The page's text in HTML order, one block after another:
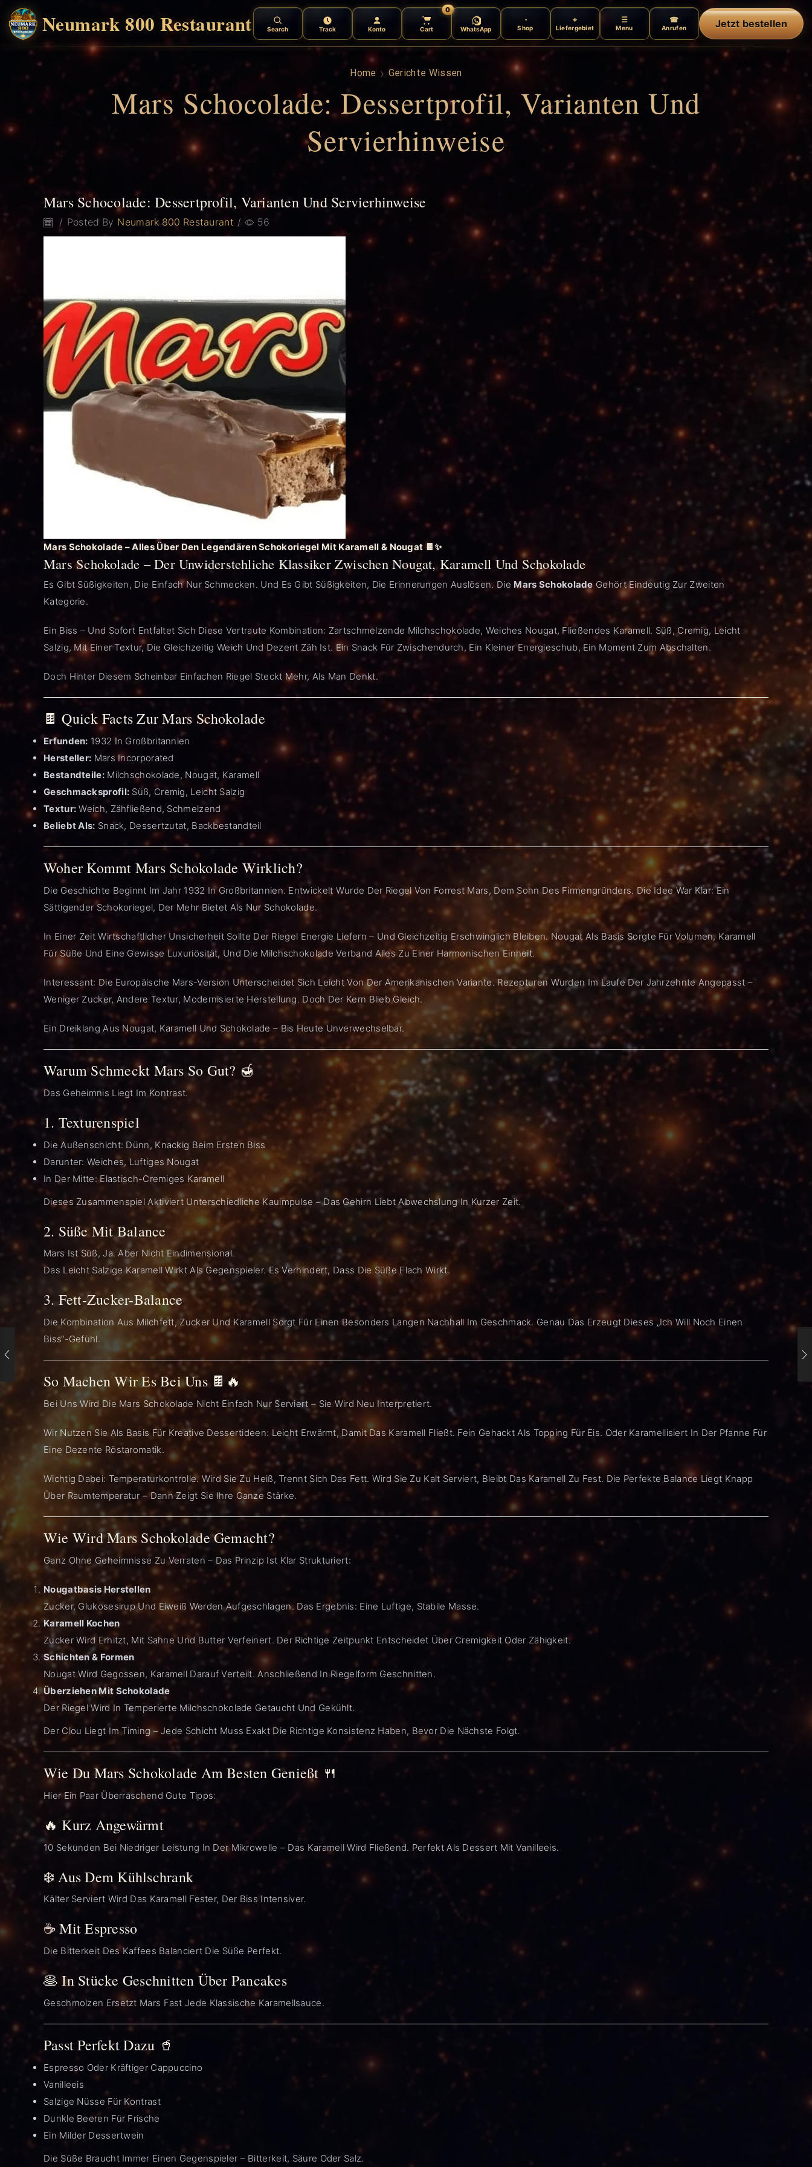
Neumark 800 Restaurant Menu
Shop Liefergebiet
Search Track Konto Cart
0
WhatsApp Anrufen Jetzt bestellen
Home Gerichte Wissen
Mars Schocolade: Dessertprofil, Varianten Und
Servierhinweise
Mars Schocolade: Dessertprofil, Varianten Und Servierhinweise
/ Posted By Neumark 800 Restaurant / 56
Mars Schokolade – Alles Über Den Legendären Schokoriegel Mit Karamell & Nougat 🍫✨
Mars Schokolade – Der Unwiderstehliche Klassiker Zwischen Nougat, Karamell Und Schokolade
Es Gibt Süßigkeiten, Die Einfach Nur Schmecken. Und Es Gibt Süßigkeiten, Die Erinnerungen Auslösen. Die Mars SchokoladeGehört Eindeutig Zur Zweiten
Kategorie.
Ein Biss – Und Sofort Entfaltet Sich Diese Vertraute Kombination: Zartschmelzende Milchschokolade, Weiches Nougat, Fließendes Karamell. Süß, Cremig, Leicht
Salzig, Mit Einer Textur, Die Gleichzeitig Weich Und Dezent Zäh Ist. Ein Snack Für Zwischendurch, Ein Kleiner Energieschub, Ein Moment Zum Abschalten.
Doch Hinter Diesem Scheinbar Einfachen Riegel Steckt Mehr, Als Man Denkt.
🍫 Quick Facts Zur Mars Schokolade
Erfunden: 1932 In Großbritannien
Hersteller: Mars Incorporated
Bestandteile:Milchschokolade, Nougat, Karamell
Geschmacksprofil: Süß, Cremig, Leicht Salzig
Textur: Weich, Zähfließend, Schmelzend
Beliebt Als: Snack, Dessertzutat, Backbestandteil
Woher Kommt Mars Schokolade Wirklich?
Die Geschichte Beginnt Im Jahr 1932 In Großbritannien. Entwickelt Wurde Der Riegel Von Forrest Mars, Dem Sohn Des Firmengründers. Die Idee War Klar: Ein
Sättigender Schokoriegel, Der Mehr Bietet Als Nur Schokolade.
In Einer Zeit Wirtschaftlicher Unsicherheit Sollte Der Riegel Energie Liefern – Und Gleichzeitig Erschwinglich Bleiben. Nougat Als Basis Sorgte Für Volumen, Karamell
Für Süße Und Eine Gewisse Luxuriösität, Und Die Milchschokolade Verband Alles Zu Einer Harmonischen Einheit.
Interessant: Die Europäische Mars-Version Unterscheidet Sich Leicht Von Der Amerikanischen Variante. Rezepturen Wurden Im Laufe Der Jahrzehnte Angepasst –
Weniger Zucker, Andere Textur, Modernisierte Herstellung. Doch Der Kern Blieb Gleich.
Ein Dreiklang Aus Nougat, Karamell Und Schokolade – Bis Heute Unverwechselbar.
Warum Schmeckt Mars So Gut? 🍯
Das Geheimnis Liegt Im Kontrast.
1. Texturenspiel
Die Außenschicht: Dünn, Knackig Beim Ersten Biss
Darunter: Weiches, Luftiges Nougat
In Der Mitte: Elastisch-Cremiges Karamell
Dieses Zusammenspiel Aktiviert Unterschiedliche Kauimpulse – Das Gehirn Liebt Abwechslung In Kurzer Zeit.
2. Süße Mit Balance
Mars Ist Süß, Ja. Aber Nicht Eindimensional.
Das Leicht Salzige Karamell Wirkt Als Gegenspieler. Es Verhindert, Dass Die Süße Flach Wirkt.
3. Fett-Zucker-Balance
Die Kombination Aus Milchfett, Zucker Und Karamell Sorgt Für Einen Besonders Langen Nachhall Im Geschmack. Genau Das Erzeugt Dieses „Ich Will Noch Einen
Biss“-Gefühl.
So Machen Wir Es Bei Uns 🍫🔥
Bei Uns Wird Die Mars Schokolade Nicht Einfach Nur Serviert – Sie Wird Neu Interpretiert.
Wir Nutzen Sie Als Basis Für Kreative Dessertideen: Leicht Erwärmt, Damit Das Karamell Fließt. Fein Gehackt Als Topping Für Eis. Oder Karamellisiert In Der Pfanne Für
Eine Dezente Röstaromatik.
Wichtig Dabei: Temperaturkontrolle. Wird Sie Zu Heiß, Trennt Sich Das Fett. Wird Sie Zu Kalt Serviert, Bleibt Das Karamell Zu Fest. Die Perfekte Balance Liegt Knapp
Über Raumtemperatur – Dann Zeigt Sie Ihre Ganze Stärke.
Wie Wird Mars Schokolade Gemacht?
Ganz Ohne Geheimnisse Zu Verraten – Das Prinzip Ist Klar Strukturiert:
Nougatbasis Herstellen
Zucker, Glukosesirup Und Eiweiß Werden Aufgeschlagen. Das Ergebnis: Eine Luftige, Stabile Masse.
Karamell Kochen
Zucker Wird Erhitzt, Mit Sahne Und Butter Verfeinert. Der Richtige Zeitpunkt Entscheidet Über Cremigkeit Oder Zähigkeit.
Schichten & Formen
Nougat Wird Gegossen, Karamell Darauf Verteilt. Anschließend In Riegelform Geschnitten.
Überziehen Mit Schokolade
Der Riegel Wird In Temperierte Milchschokolade Getaucht Und Gekühlt.
Der Clou Liegt Im Timing – Jede Schicht Muss Exakt Die Richtige Konsistenz Haben, Bevor Die Nächste Folgt.
Wie Du Mars Schokolade Am Besten Genießt 🍴
Hier Ein Paar Überraschend Gute Tipps:
🔥 Kurz Angewärmt
10 Sekunden Bei Niedriger Leistung In Der Mikrowelle – Das Karamell Wird Fließend. Perfekt Als Dessert Mit Vanilleeis.
❄️ Aus Dem Kühlschrank
Kälter Serviert Wird Das Karamell Fester, Der Biss Intensiver.
☕ Mit Espresso
Die Bitterkeit Des Kaffees Balanciert Die Süße Perfekt.
🥞 In Stücke Geschnitten Über Pancakes
Geschmolzen Ersetzt Mars Fast Jede Klassische Karamellsauce.
Passt Perfekt Dazu 🥤
Espresso Oder Kräftiger Cappuccino
Vanilleeis
Salzige Nüsse Für Kontrast
Dunkle Beeren Für Frische
Ein Milder Dessertwein
Die Süße Braucht Immer Einen Gegenspieler – Bitterkeit, Säure Oder Salz.